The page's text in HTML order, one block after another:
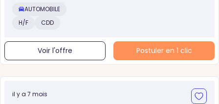
AUTOMOBILE
H/F
CDD
Voir l'offre Postuler en 1 clic
il y a 7 mois